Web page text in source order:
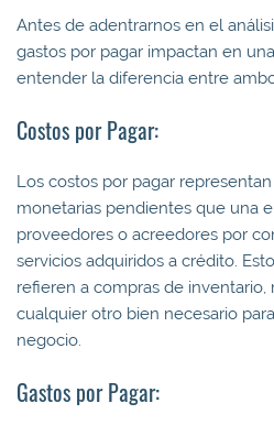
Antes de adentrarnos en el
gastos por pagar impactan en
entender la diferencia entre
Costos por Pagar:
Los costos por pagar
monetarias pendientes que una
proveedores o acreedores por
servicios adquiridos a crédito.
refieren a compras de inventario,
cualquier otro bien necesario
negocio.
Gastos por Pagar: